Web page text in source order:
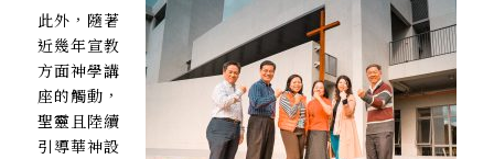
此外，隨著
近幾年宣教
方面神學講
座的觸動，
聖靈且陸續
引導華神設